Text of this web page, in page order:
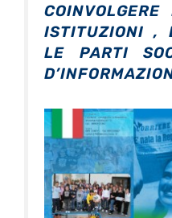
ISTITUZIONI ,
LE PARTI